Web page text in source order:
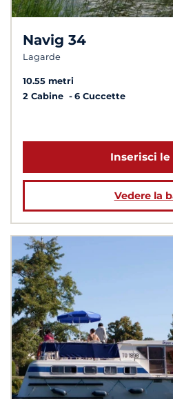
Navig 34
Lagarde
10.55 metri
2 Cabine
6 Cuccette
Inserisci le
Vedere la